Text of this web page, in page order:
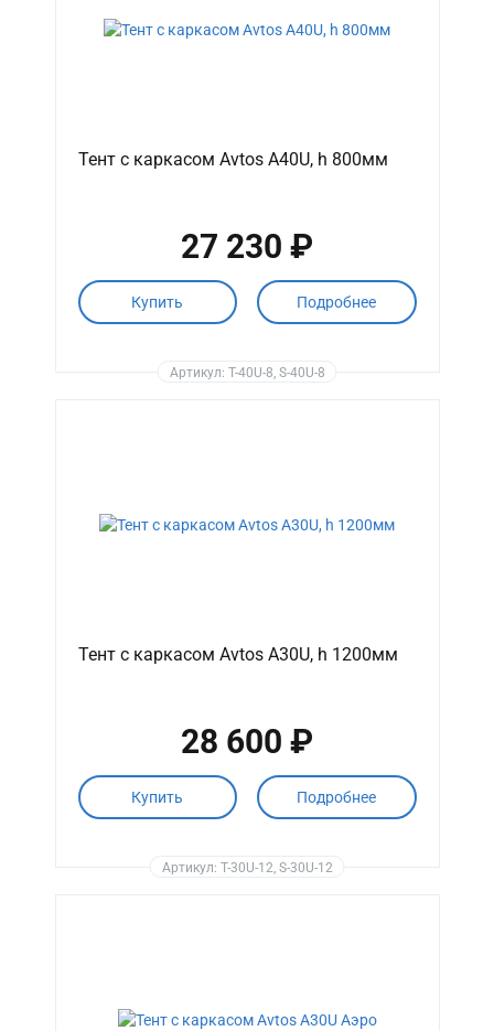
Тент с каркасом Avtos A40U, h 800мм
27 230 ₽
Купить Подробнее
Артикул: T-40U-8, S-40U-8
Тент с каркасом Avtos A30U, h 1200мм
28 600 ₽
Купить Подробнее
Артикул: T-30U-12, S-30U-12